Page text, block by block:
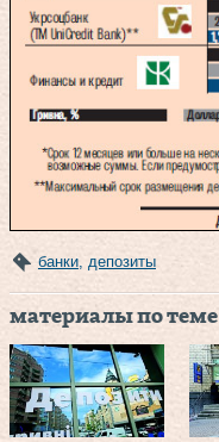
банки, депозиты
материалы по теме